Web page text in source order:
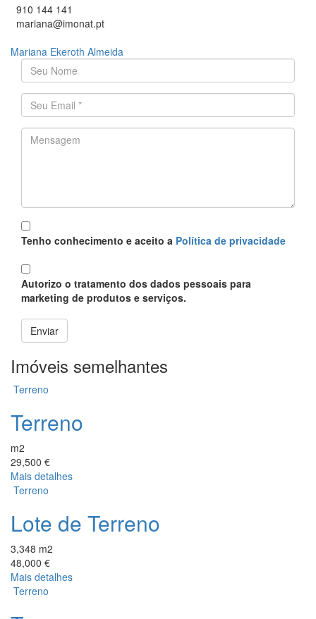
910 144 141
mariana@imonat.pt
Mariana Ekeroth Almeida
O seu nome
Endereço de email
Mensagem
Política
Tenho conhecimento e aceito a Política de privacidade
Proteção
Autorizo o tratamento dos dados pessoais para
marketing de produtos e serviços.
Enviar
Imóveis semelhantes
Terreno
Terreno
m2
29,500 €
Mais detalhes
Terreno
Lote de Terreno
3,348 m2
48,000 €
Mais detalhes
Terreno